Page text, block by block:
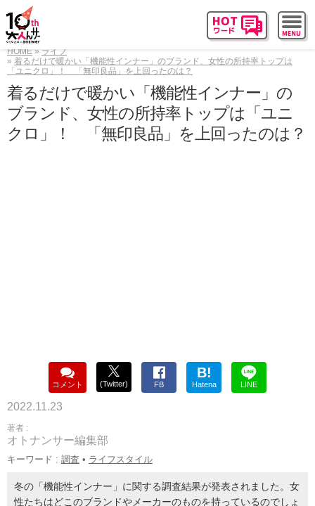
HOME
ライフ
着るだけで暖かい「機能性インナー」のブランド、女性の所持率トップは
「ユニクロ」！ 「無印良品」を上回ったのは？
着るだけで暖かい「機能性インナー」の
ブランド、女性の所持率トップは「ユニ
クロ」！ 「無印良品」を上回ったのは？
コメント (Twitter) FB
B!
Hatena LINE
2022.11.23
著者 :
オトナンサー編集部
キーワード : 調査 • ライフスタイル
冬の「機能性インナー」に関する調査結果が発表されました。女
性たちはどこのブランドやメーカーのものを持っているのでしょ